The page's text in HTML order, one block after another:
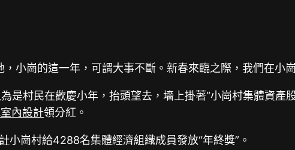
小崗的這一年，可謂大事不斷。新春來臨之際，我們在小崗
村民在歡慶小年，抬頭望去，墻上掛著“小崗村集體資產
內設計領分紅。
小崗村給4288名集體經濟組織成員發放“年終獎”。